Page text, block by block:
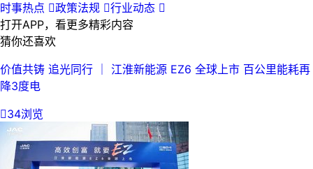
时事热点 政策法规 行业动态 
打开APP，看更多精彩内容
猜你还喜欢
价值共铸 追光同行 ｜ 江淮新能源 EZ6 全球上市 百公里能耗再
降3度电
34浏览